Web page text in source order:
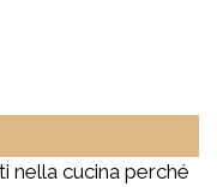
nella cucina perché